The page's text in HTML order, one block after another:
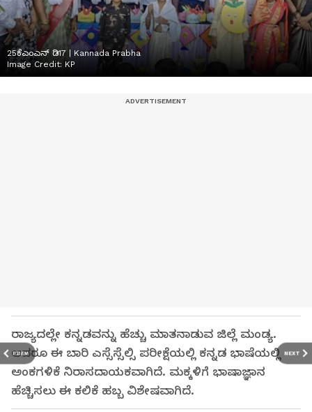
PREV NEXT
25ಕೆಎಂಎನ್ ಡಿ17 | Kannada Prabha
Image Credit: KP
ರಾಜ್ಯದಲ್ಲೇ ಕನ್ನಡವನ್ನು ಹೆಚ್ಚು ಮಾತನಾಡುವ ಜಿಲ್ಲೆ ಮಂಡ್ಯ.
ಆದರೂ ಈ ಬಾರಿ ಎಸ್ಸೆಸ್ಸೆಲ್ಸಿ ಪರೀಕ್ಷೆಯಲ್ಲಿ ಕನ್ನಡ ಭಾಷೆಯಲ್ಲಿ
ಅಂಕಗಳಿಕೆ ನಿರಾಸದಾಯಕವಾಗಿದೆ. ಮಕ್ಕಳಿಗೆ ಭಾಷಾಜ್ಞಾನ
ಹೆಚ್ಚಿಸಲು ಈ ಕಲಿಕೆ ಹಬ್ಬ ವಿಶೇಷವಾಗಿದೆ.